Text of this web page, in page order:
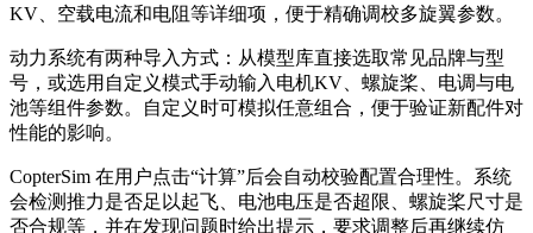
KV、空载电流和电阻等详细项，便于精确调校多旋翼参数。
动力系统有两种导入方式：从模型库直接选取常见品牌与型
号，或选用自定义模式手动输入电机KV、螺旋桨、电调与电
池等组件参数。自定义时可模拟任意组合，便于验证新配件对
性能的影响。
CopterSim 在用户点击“计算”后会自动校验配置合理性。系统
会检测推力是否足以起飞、电池电压是否超限、螺旋桨尺寸是
否合规等，并在发现问题时给出提示，要求调整后再继续仿